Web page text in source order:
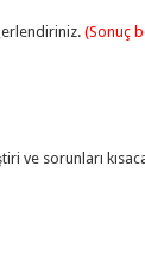
(Sonuç
ve sorunları